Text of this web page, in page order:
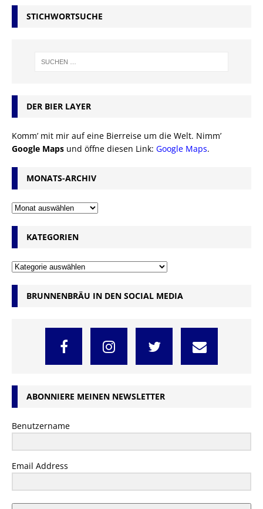
STICHWORTSUCHE
DER BIER LAYER
Komm’ mit mir auf eine Bierreise um die Welt. Nimm’
Google Maps und öffne diesen Link: Google Maps.
MONATS-ARCHIV
KATEGORIEN
BRUNNENBRÄU IN DEN SOCIAL MEDIA
ABONNIERE MEINEN NEWSLETTER
Benutzername
Email Address